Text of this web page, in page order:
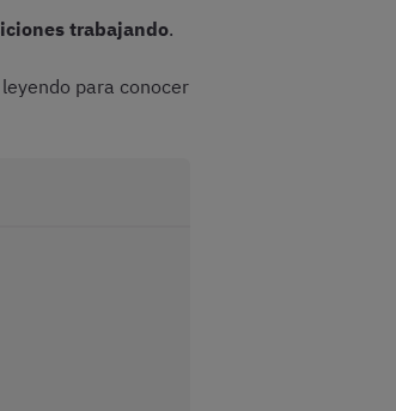
trabajando.
para conocer